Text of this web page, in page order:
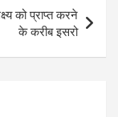
को प्राप्त करने
के करीब इसरो